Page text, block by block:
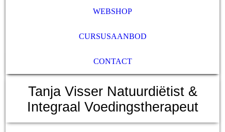
WEBSHOP
CURSUSAANBOD
CONTACT
Tanja Visser Natuurdiëtist &
Integraal Voedingstherapeut